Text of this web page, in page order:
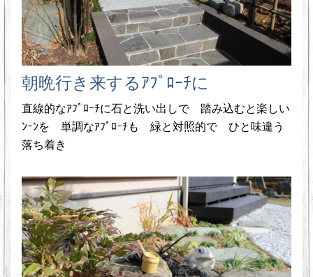
朝晩行き来するｱﾌﾟﾛｰﾁに
直線的なｱﾌﾟﾛｰﾁに石と洗い出しで 踏み込むと楽しい
ﾝｰﾝを 単調なｱﾌﾟﾛｰﾁも 緑と対照的で ひと味違う
落ち着き